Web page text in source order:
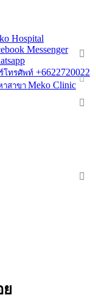
Hospital
Messenger
โทรศัพท์ +6622720022
าสาขา Meko Clinic